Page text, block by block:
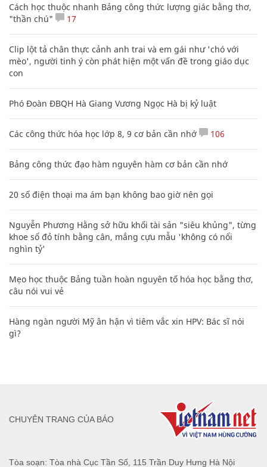
Cách học thuộc nhanh Bảng công thức lượng giác bằng thơ,
"thần chú"
17
Clip lột tả chân thực cảnh anh trai và em gái như 'chó với
mèo', người tinh ý còn phát hiện một vấn đề trong giáo dục
con
Phó Đoàn ĐBQH Hà Giang Vương Ngọc Hà bị kỷ luật
Các công thức hóa học lớp 8, 9 cơ bản cần nhớ 106
Bảng công thức đạo hàm nguyên hàm cơ bản cần nhớ
20 số điện thoại ma ám bạn không bao giờ nên gọi
Nguyễn Phương Hằng sở hữu khối tài sản "siêu khủng", từng
khoe sổ đỏ tính bằng cân, mắng cựu mẫu 'không có nổi
nghìn tỷ'
Mẹo học thuộc Bảng tuần hoàn nguyên tố hóa học bằng thơ,
câu nói vui vẻ
Hàng ngàn người Mỹ ân hận vì tiêm vắc xin HPV: Bác sĩ nói
gì?
Tòa soạn: Tòa nhà Cục Tần Số, 115 Trần Duy Hưng Hà Nội
CHUYÊN TRANG CỦA BÁO